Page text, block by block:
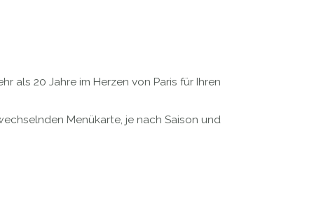
als 20 Jahre im Herzen von Paris für Ihren
Menükarte, je nach Saison und